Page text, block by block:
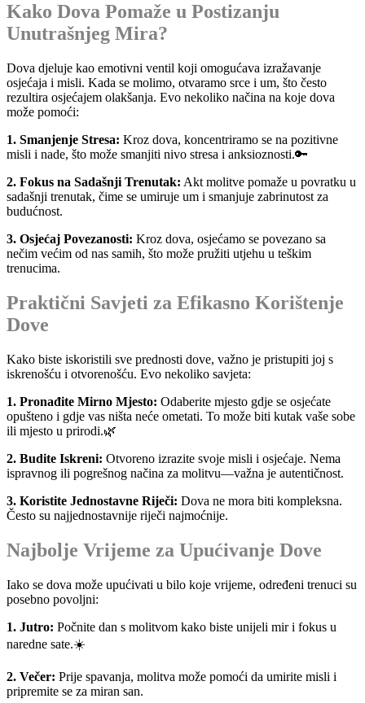
Kako Dova Pomaže u Postizanju
Unutrašnjeg Mira?
Dova djeluje kao emotivni ventil koji omogućava izražavanje
osjećaja i misli. Kada se molimo, otvaramo srce i um, što često
rezultira osjećajem olakšanja. Evo nekoliko načina na koje dova
može pomoći:
1. Smanjenje Stresa: Kroz dova, koncentriramo se na pozitivne
misli i nade, što može smanjiti nivo stresa i anksioznosti.🔑
2. Fokus na Sadašnji Trenutak: Akt molitve pomaže u povratku u
sadašnji trenutak, čime se umiruje um i smanjuje zabrinutost za
budućnost.
3. Osjećaj Povezanosti: Kroz dova, osjećamo se povezano sa
nečim većim od nas samih, što može pružiti utjehu u teškim
trenucima.
Praktični Savjeti za Efikasno Korištenje
Dove
Kako biste iskoristili sve prednosti dove, važno je pristupiti joj s
iskrenošću i otvorenošću. Evo nekoliko savjeta:
1. Pronađite Mirno Mjesto: Odaberite mjesto gdje se osjećate
opušteno i gdje vas ništa neće ometati. To može biti kutak vaše sobe
ili mjesto u prirodi.🌿
2. Budite Iskreni: Otvoreno izrazite svoje misli i osjećaje. Nema
ispravnog ili pogrešnog načina za molitvu—važna je autentičnost.
3. Koristite Jednostavne Riječi: Dova ne mora biti kompleksna.
Često su najjednostavnije riječi najmoćnije.
Najbolje Vrijeme za Upućivanje Dove
Iako se dova može upućivati u bilo koje vrijeme, određeni trenuci su
posebno povoljni:
1. Jutro: Počnite dan s molitvom kako biste unijeli mir i fokus u
naredne sate.☀️
2. Večer: Prije spavanja, molitva može pomoći da umirite misli i
pripremite se za miran san.